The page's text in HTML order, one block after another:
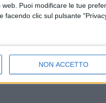
Puoi modificare le tue
facendo clic sul pulsante
NON ACCETTO